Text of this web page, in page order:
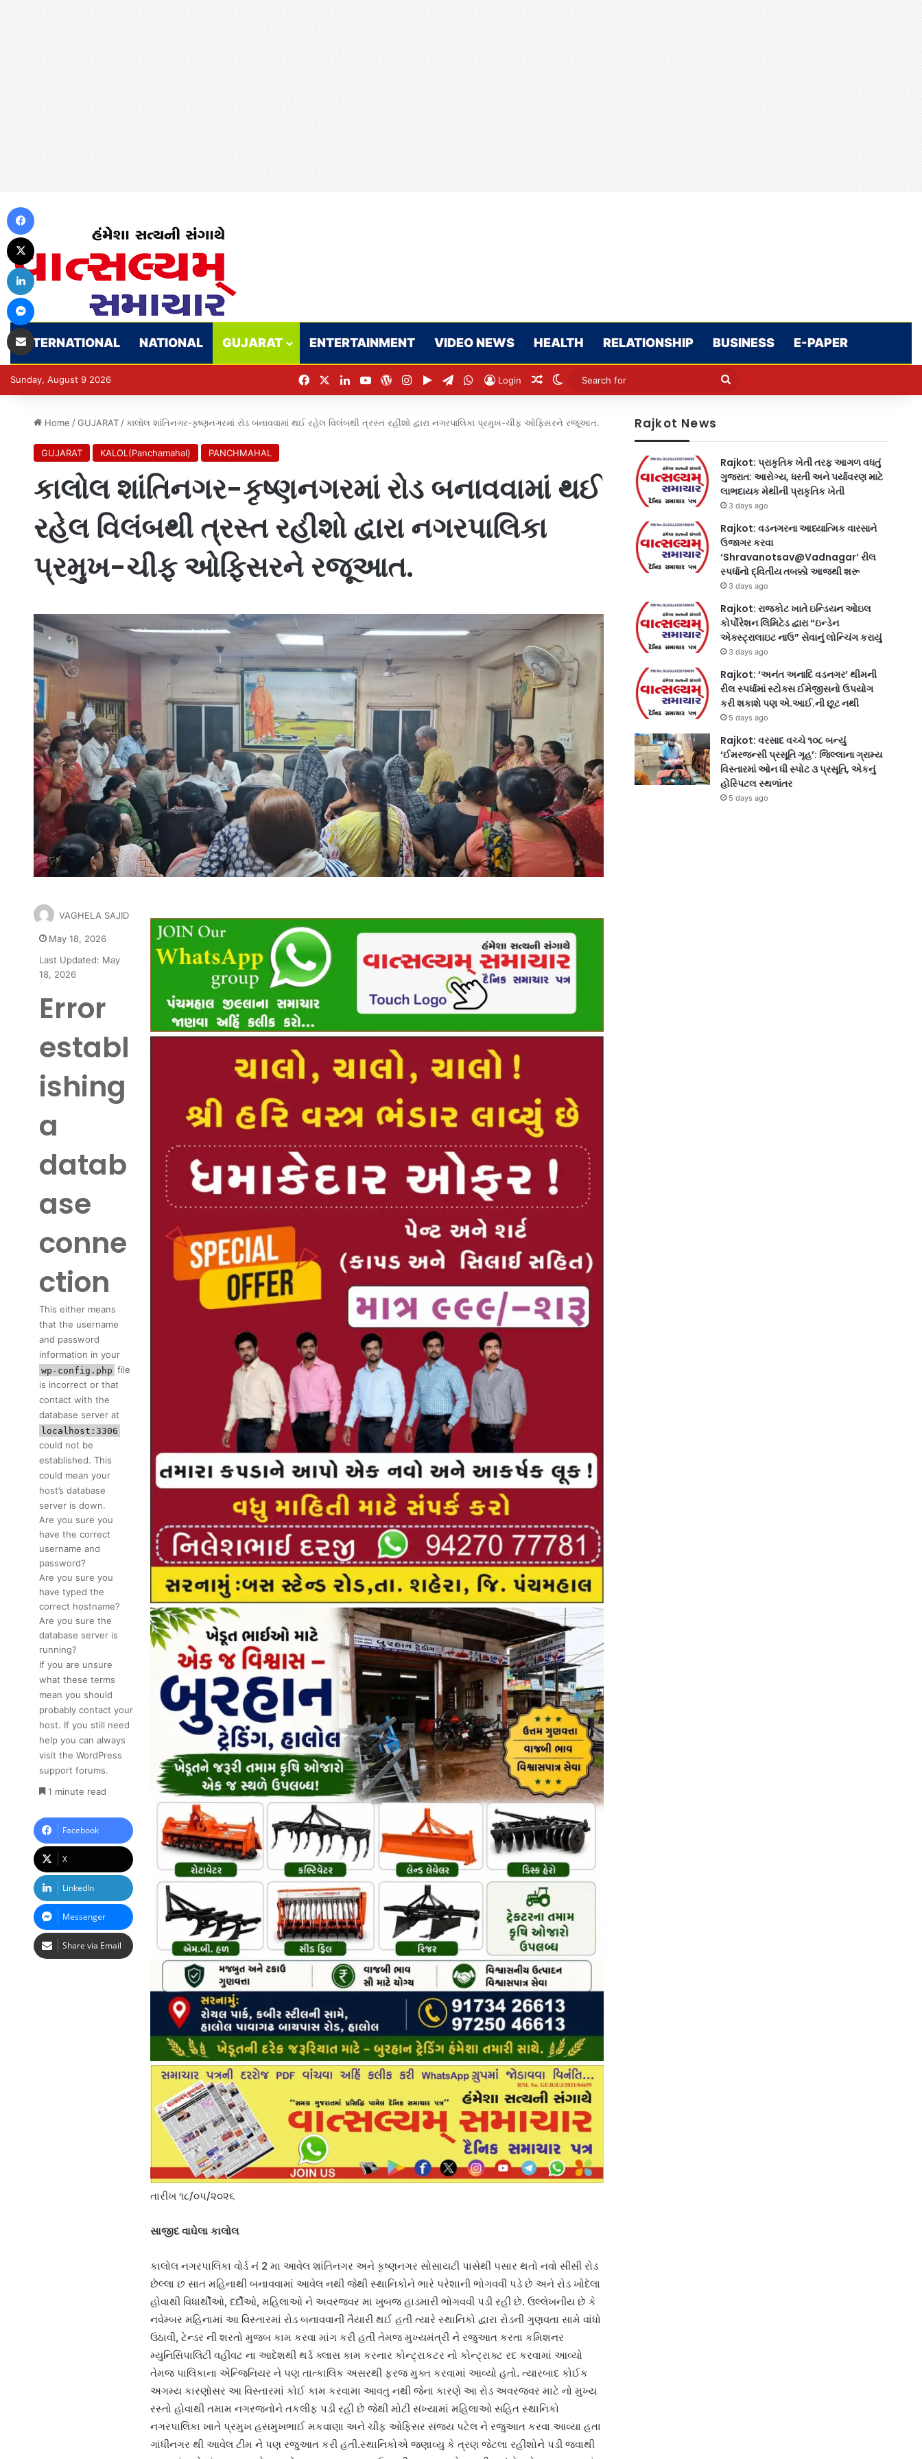
INTERNATIONAL NATIONAL GUJARAT ENTERTAINMENT VIDEO NEWS HEALTH RELATIONSHIP BUSINESS E-PAPER
Sunday, August 9 2026 FacebookLinkedInYouTubeWordPress
Instagram
Google Play
TelegramWhatsApp
Login Random Article
Switch skin
Search
Home / GUJARAT / કાલોલ શાંતિનગર-કૃષ્ણનગરમાં રોડ બનાવવામાં થઈ રહેલ વિલંબથી ત્રસ્ત રહીશો દ્વારા નગરપાલિકા પ્રમુખ-ચીફ ઓફિસરને રજૂઆત.
GUJARAT KALOL(Panchamahal) PANCHMAHAL
કાલોલ શાંતિનગર-કૃષ્ણનગરમાં રોડ બનાવવામાં થઈ
રહેલ વિલંબથી ત્રસ્ત રહીશો દ્વારા નગરપાલિકા
પ્રમુખ-ચીફ ઓફિસરને રજૂઆત.
તારીખ ૧૮/૦૫/૨૦૨૬
સાજીદ વાઘેલા કાલોલ
કાલોલ નગરપાલિકા વોર્ડ નં 2 મા આવેલ શાંતિનગર અને કૃષ્ણનગર સોસાયટી પાસેથી પસાર થતો નવો સીસી રોડ
છેલ્લા છ સાત મહિનાથી બનાવવામાં આવેલ નથી જેથી સ્થાનિકોને ભારે પરેશાની ભોગવવી પડે છે અને રોડ ખોદેલા
હોવાથી વિધાર્થીઓ, દર્દીઓ, મહિલાઓ ને અવરજવર મા ખુબજ હાડમારી ભોગવવી પડી રહી છે. ઉલ્લેખનીય છે કે
નવેમ્બર મહિનામાં આ વિસ્તારમાં રોડ બનાવવાની તૈયારી થઈ હતી ત્યારે સ્થાનિકો દ્વારા રોડની ગુણવતા સામે વાંધો
ઉઠાવી, ટેન્ડર ની શરતો મુજબ કામ કરવા માંગ કરી હતી તેમજ મુખ્યમંત્રી ને રજુઆત કરતા કમિશનર
મ્યુનિસિપાલિટી વહીવટ ના આદેશથી થર્ડ ક્લાસ કામ કરનાર કોન્ટ્રાકટર નો કોન્ટ્રાક્ટ રદ કરવામાં આવ્યો
તેમજ પાલિકાના એન્જિનિયર ને પણ તાત્કાલિક અસરથી ફરજ મુક્ત કરવામાં આવ્યો હતો. ત્યારબાદ કોઈક
અગમ્ય કારણોસર આ વિસ્તારમાં કોઈ કામ કરવામા આવતુ નથી જેના કારણે આ રોડ અવરજવર માટે નો મુખ્ય
રસ્તો હોવાથી તમામ નગરજનોને તકલીફ પડી રહી છે જેથી મોટી સંખ્યામાં મહિલાઓ સહિત સ્થાનિકો
નગરપાલિકા ખાતે પ્રમુખ હસમુખભાઈ મકવાણા અને ચીફ ઓફિસર સંજય પટેલ ને રજુઆત કરવા આવ્યા હતા
ગાંધીનગર થી આવેલ ટીમ ને પણ રજુઆત કરી હતી.સ્થાનિકોએ જણાવ્યુ કે ત્રણ જેટલા રહીશોને પડી જવાથી
VAGHELA SAJID
May 18, 2026
Last Updated: May
18, 2026
Error
establ
ishing
a
datab
ase
conne
ction
This either means
that the username
and password
information in your
wp-config.php file
is incorrect or that
contact with the
database server at
localhost:3306
could not be
established. This
could mean your
host’s database
server is down.
Are you sure you
have the correct
username and
password?
Are you sure you
have typed the
correct hostname?
Are you sure the
database server is
running?
If you are unsure
what these terms
mean you should
probably contact your
host. If you still need
help you can always
visit the WordPress
support forums.
1 minute read
Facebook
X
LinkedIn
Messenger
Share via Email
Rajkot News
Rajkot: પ્રાકૃતિક ખેતી તરફ આગળ વધતું
ગુજરાત: આરોગ્ય, ધરતી અને પર્યાવરણ માટે
લાભદાયક મેથીની પ્રાકૃતિક ખેતી
3 days ago
Rajkot: વડનગરના આધ્યાત્મિક વારસાને
ઉજાગર કરવા
‘Shravanotsav@Vadnagar’ રીલ
સ્પર્ધાનો દ્વિતીય તબક્કો આજથી શરૂ
3 days ago
Rajkot: રાજકોટ ખાતે ઇન્ડિયન ઓઇલ
કોર્પોરેશન લિમિટેડ દ્વારા “ઇન્ડેન
એક્સ્ટ્રાલાઇટ નાઉ” સેવાનું લોન્ચિંગ કરાયું
3 days ago
Rajkot: ‘અનંત અનાદિ વડનગર’ થીમની
રીલ સ્પર્ધામાં સ્ટોક્સ ઈમેજીસનો ઉપયોગ
કરી શકાશે પણ એ.આઈ.ની છૂટ નથી
5 days ago
Rajkot: વરસાદ વચ્ચે ૧૦૮ બન્યું
‘ઈમરજન્સી પ્રસૂતિ ગૃહ’: જિલ્લાના ગ્રામ્ય
વિસ્તારમાં ઓન ધી સ્પોટ ૩ પ્રસૂતિ, એકનું
હોસ્પિટલ સ્થળાંતર
5 days ago
LinkedIn